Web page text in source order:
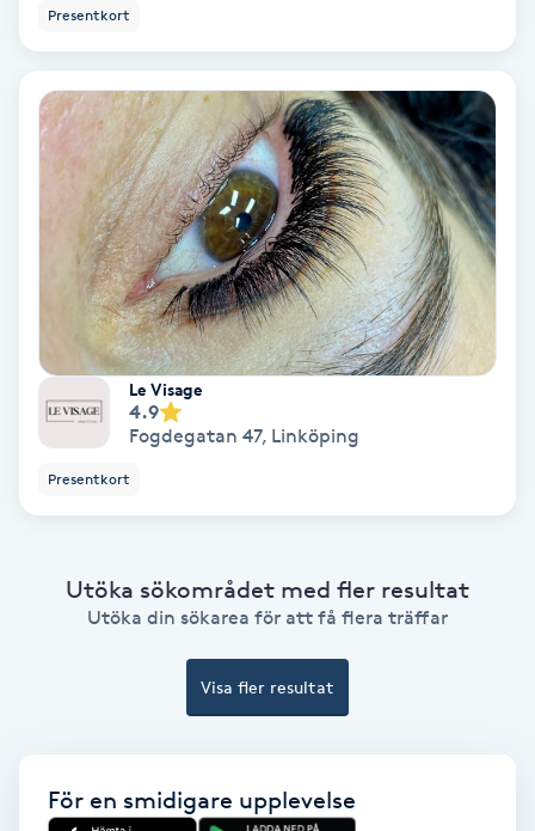
Skinbooster
Sklerosering
Skoinlägg
Skäggfärgning
Skäggklippning
Skönhet
Presentkort
Le Visage
4.9
Fogdegatan 47, Linköping
Presentkort
Utöka sökområdet med fler resultat
Utöka din sökarea för att få flera träffar
Visa fler resultat
För en smidigare upplevelse